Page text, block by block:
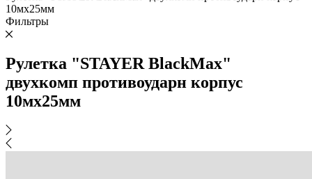
10мх25мм
Фильтры
Рулетка "STAYER BlackMax"
двухкомп противоударн корпус
10мх25мм